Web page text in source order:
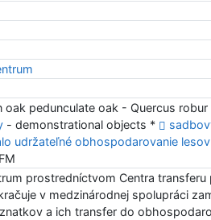
oak pedunculate oak - Quercus robur
- demonstrational objects *
udržateľné obhospodarovanie lesov
prostredníctvom Centra transferu
v medzinárodnej spolupráci
a ich transfer do